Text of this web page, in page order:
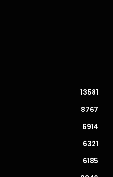
13581
8767
6914
6321
6185